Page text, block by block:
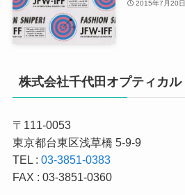
2015年7月20日
株式会社千代田オプティカル
〒111-0053
東京都台東区浅草橋 5-9-9
TEL : 03-3851-0383
FAX : 03-3851-0360